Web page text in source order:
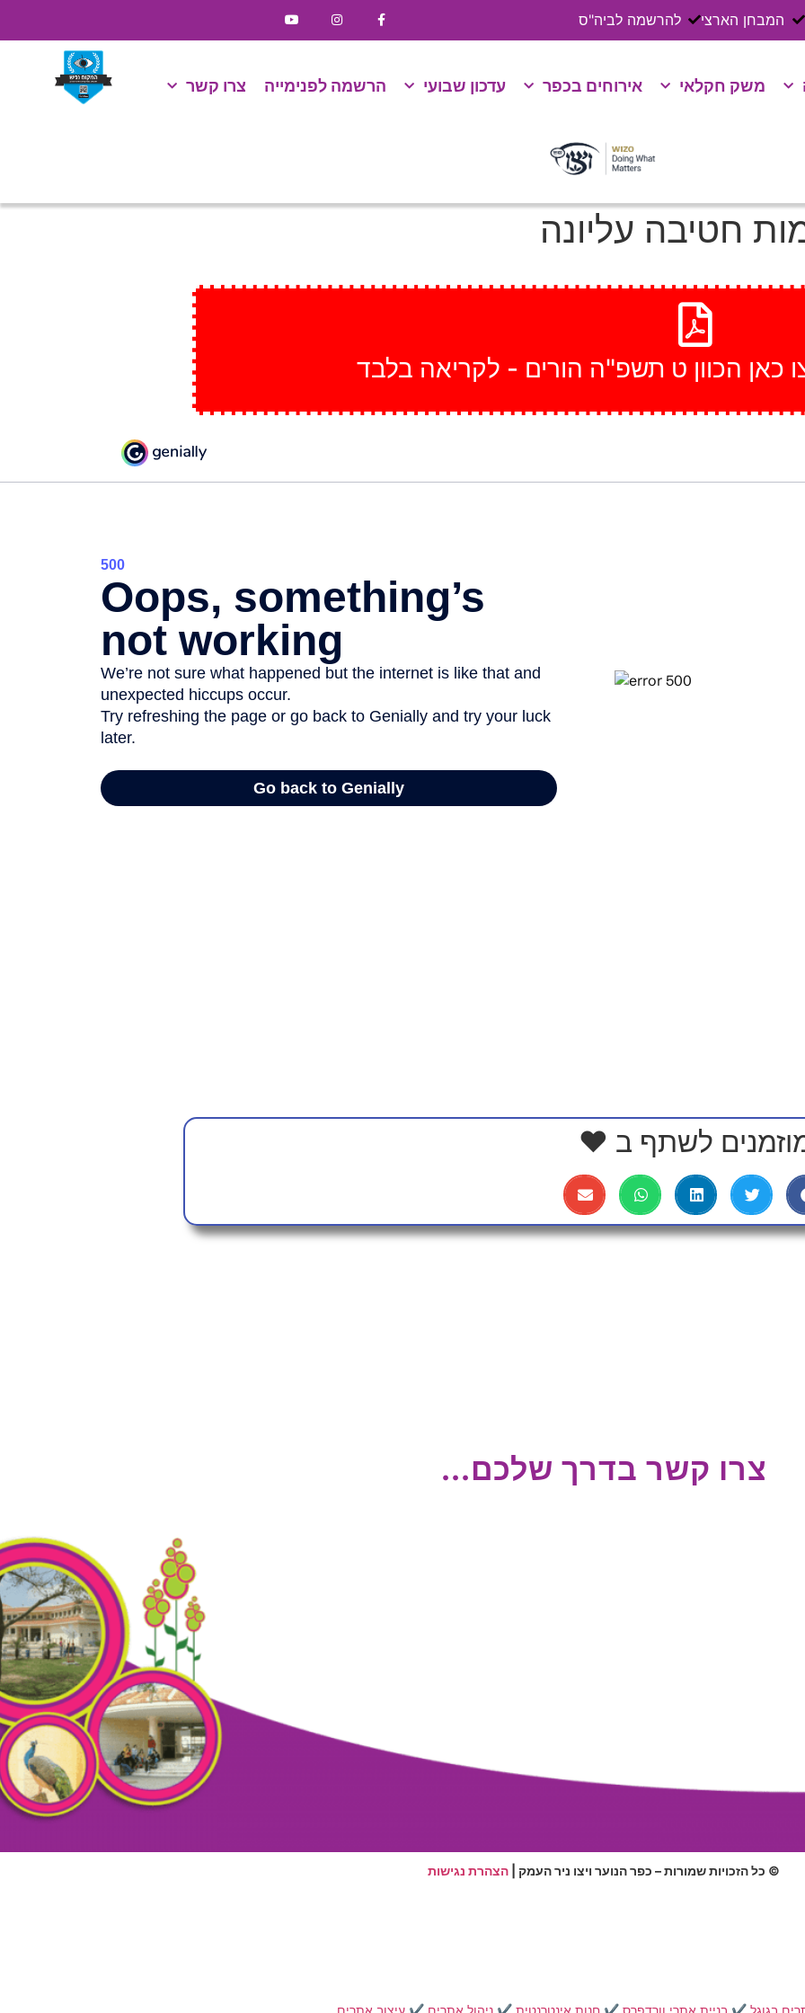
המבחן הארצי להרשמה לביה"ס
משק חקלאי אירוחים בכפר עדכון שבועי הרשמה לפנימייה צרו קשר
חטיבה עליונה
לשתף ב ❤
צרו קשר בדרך שלכם...
© כל הזכויות שמורות – כפר הנוער ויצו ניר העמק | הצהרת נגישות
בגוגל ✔️ בניית אתרי וורדפרס ✔️ חנות אינטרנטית ✔️ ניהול אתרים ✔️ עיצוב אתרים